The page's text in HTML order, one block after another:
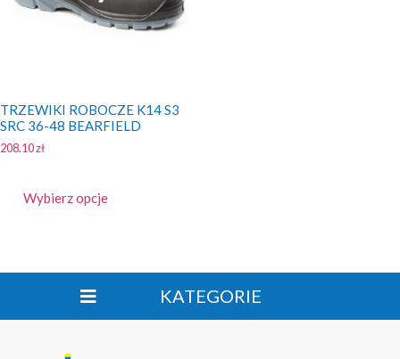
TRZEWIKI ROBOCZE K14 S3
SRC 36-48 BEARFIELD
208.10zł
Wybierz opcje
KATEGORIE